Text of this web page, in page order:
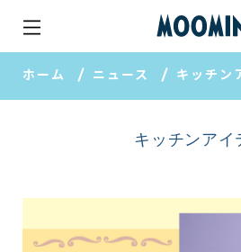
ホーム ニュース キッチン
キッチンアイ